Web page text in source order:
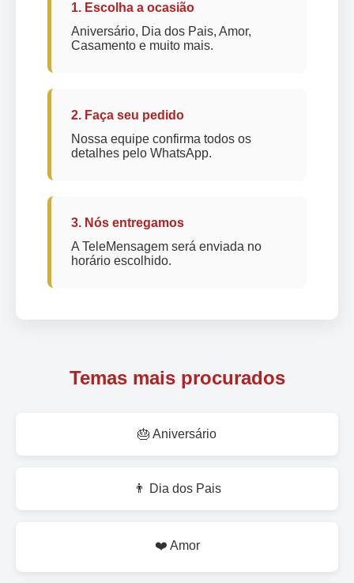
1. Escolha a ocasião
Aniversário, Dia dos Pais, Amor,
Casamento e muito mais.
2. Faça seu pedido
Nossa equipe confirma todos os
detalhes pelo WhatsApp.
3. Nós entregamos
A TeleMensagem será enviada no
horário escolhido.
Temas mais procurados
🎂 Aniversário
👨 Dia dos Pais
❤️ Amor